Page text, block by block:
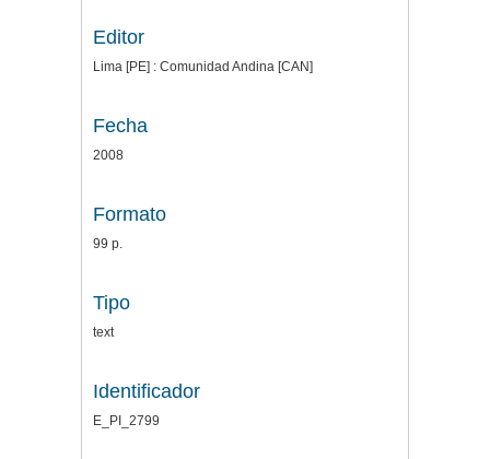
Editor
Lima [PE] : Comunidad Andina [CAN]
Fecha
2008
Formato
99 p.
Tipo
text
Identificador
E_PI_2799